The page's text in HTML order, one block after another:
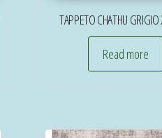
TAPPETO CHATHU
Read more